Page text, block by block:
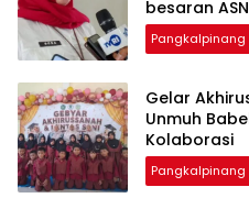
Pangkalpinang
‎Gelar
Unmuh
Pangkalpinang